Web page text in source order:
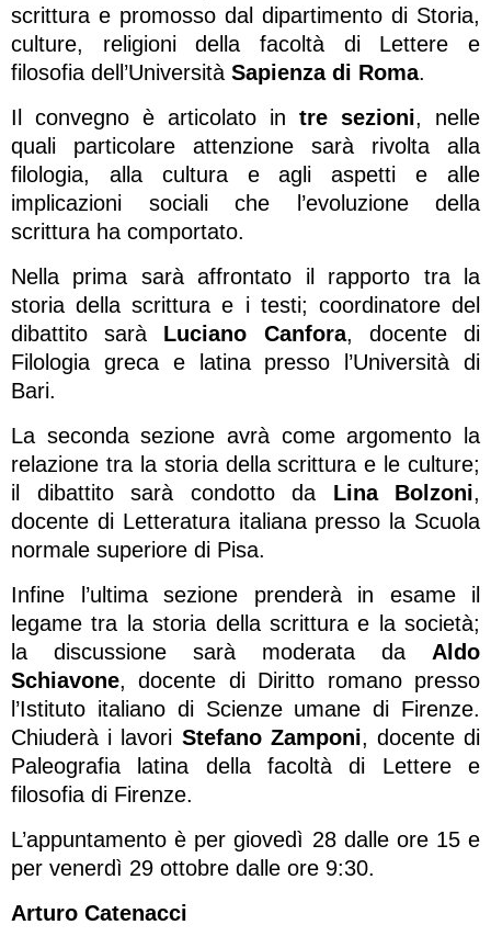
scrittura e promosso dal dipartimento di Storia,
culture, religioni della facoltà di Lettere e
filosofia dell’Università Sapienza di Roma.
Il convegno è articolato in tre sezioni, nelle
quali particolare attenzione sarà rivolta alla
filologia, alla cultura e agli aspetti e alle
implicazioni sociali che l’evoluzione della
scrittura ha comportato.
Nella prima sarà affrontato il rapporto tra la
storia della scrittura e i testi; coordinatore del
dibattito sarà Luciano Canfora, docente di
Filologia greca e latina presso l’Università di
Bari.
La seconda sezione avrà come argomento la
relazione tra la storia della scrittura e le culture;
il dibattito sarà condotto da Lina Bolzoni,
docente di Letteratura italiana presso la Scuola
normale superiore di Pisa.
Infine l’ultima sezione prenderà in esame il
legame tra la storia della scrittura e la società;
la discussione sarà moderata da Aldo
Schiavone, docente di Diritto romano presso
l’Istituto italiano di Scienze umane di Firenze.
Chiuderà i lavori Stefano Zamponi, docente di
Paleografia latina della facoltà di Lettere e
filosofia di Firenze.
L’appuntamento è per giovedì 28 dalle ore 15 e
per venerdì 29 ottobre dalle ore 9:30.
Arturo Catenacci